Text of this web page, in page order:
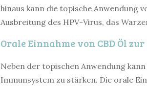
hinaus kann die topische Anwendung
Ausbreitung des HPV-Virus, das
Orale Einnahme von CBD Öl
Neben der topischen Anwendung
Immunsystem zu stärken. Die orale